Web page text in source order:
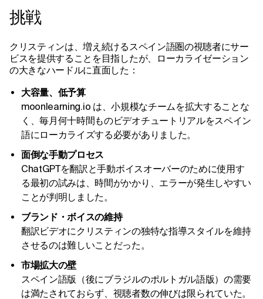
挑戦
クリスティンは、増え続けるスペイン語圏の視聴者にサー
ビスを提供することを目指したが、ローカライゼーション
の大きなハードルに直面した：
大容量、低予算
moonlearning.io は、小規模なチームを拡大することな
く、毎月何十時間ものビデオチュートリアルをスペイン
語にローカライズする必要がありました。
面倒な手動プロセス
ChatGPTを翻訳と手動ボイスオーバーのために使用す
る最初の試みは、時間がかかり、エラーが発生しやすい
ことが判明しました。
ブランド・ボイスの維持
翻訳ビデオにクリスティンの独特な指導スタイルを維持
させるのは難しいことだった。
市場拡大の壁
スペイン語版（後にブラジルのポルトガル語版）の需要
は満たされておらず、視聴者数の伸びは限られていた。